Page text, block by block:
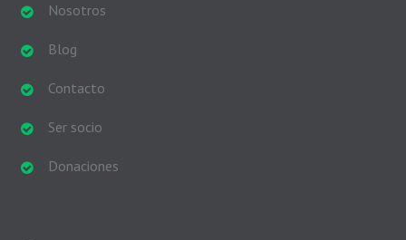
Nosotros
Blog
Contacto
Ser socio
Donaciones